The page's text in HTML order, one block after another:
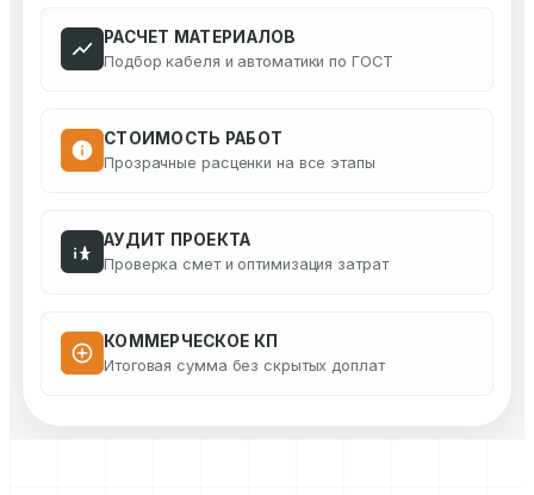
РАСЧЕТ МАТЕРИАЛОВ
Подбор кабеля и автоматики по ГОСТ
СТОИМОСТЬ РАБОТ
Прозрачные расценки на все этапы
АУДИТ ПРОЕКТА
Проверка смет и оптимизация затрат
КОММЕРЧЕСКОЕ КП
Итоговая сумма без скрытых доплат